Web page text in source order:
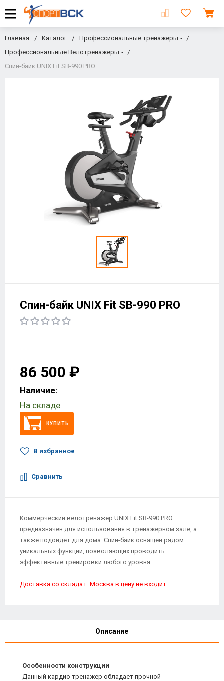
Главная Каталог
Профессиональные тренажеры
Профессиональные Велотренажеры
Спин-байк UNIX Fit SB-990 PRO
Спин-байк UNIX Fit SB-990 PRO
86 500 ₽
Наличие:
На складе
КУПИТЬ
В избранное
Сравнить
Коммерческий велотренажер UNIX Fit SB-990 PRO
предназначен для использования в тренажерном зале, а
также подойдет для дома. Спин-байк оснащен рядом
уникальных функций, позволяющих проводить
эффективные тренировки любого уровня.
Доставка со склада г. Москва в цену не входит.
Описание
Особенности конструкции
Данный кардио тренажер обладает прочной